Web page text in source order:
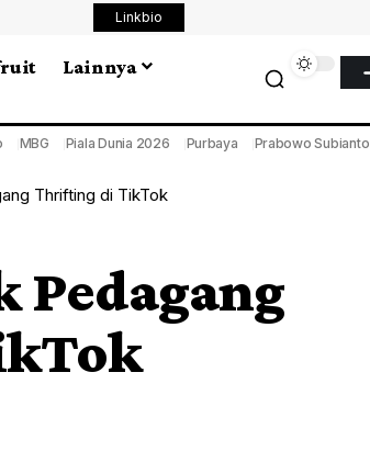
Linkbio
Lainnya
MBG Piala Dunia 2026 Purbaya Prabowo Subianto
Thrifting di TikTok
Pedagang